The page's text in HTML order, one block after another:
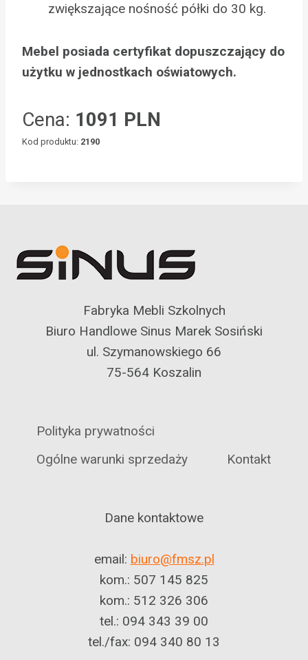
zwiększające nośność półki do 30 kg.
Mebel posiada certyfikat dopuszczający do
użytku w jednostkach oświatowych.
Cena: 1091 PLN
Kod produktu: 2190
Fabryka Mebli Szkolnych
Biuro Handlowe Sinus Marek Sosiński
ul. Szymanowskiego 66
75-564 Koszalin
Polityka prywatności
Ogólne warunki sprzedaży
Kontakt
Dane kontaktowe
email: biuro@fmsz.pl
kom.: 507 145 825
kom.: 512 326 306
tel.: 094 343 39 00
tel./fax: 094 340 80 13